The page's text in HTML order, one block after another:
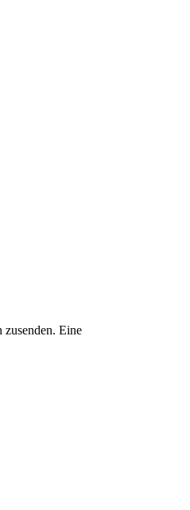
zusenden. Eine